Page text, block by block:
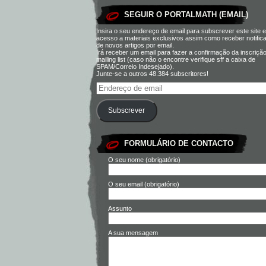
SEGUIR O PORTALMATH (EMAIL)
Insira o seu endereço de email para subscrever este site
acesso a materiais exclusivos assim como receber
de novos artigos por email.
Irá receber um email para fazer a confirmação da
mailing list (caso não o encontre verifique sff a caixa de
SPAM/Correio Indesejado).
Junte-se a outros 48.384 subscritores!
Subscrever
FORMULÁRIO DE CONTACTO
O seu nome (obrigatório)
O seu email (obrigatório)
Assunto
A sua mensagem